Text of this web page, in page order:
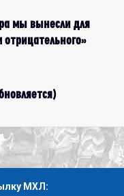
мы вынесли для
МХЛ: